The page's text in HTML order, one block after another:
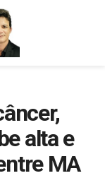
alta e
MA